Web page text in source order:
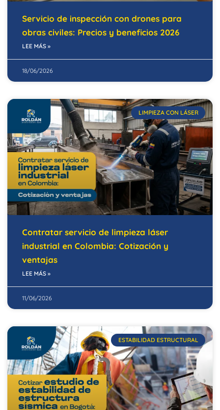
Servicio de inspección con drones para
obras civiles: Precios y beneficios 2026
LEE MÁS »
18/06/2026
LIMPIEZA CON LÁSER
Contratar servicio de limpieza láser
industrial en Colombia: Cotización y
ventajas
LEE MÁS »
11/06/2026
ESTABILIDAD ESTRUCTURAL